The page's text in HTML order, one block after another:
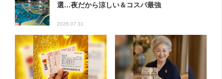
選…夜だから涼しい＆コスパ最強
2026.07.31